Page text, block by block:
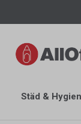
Städ & Hygien